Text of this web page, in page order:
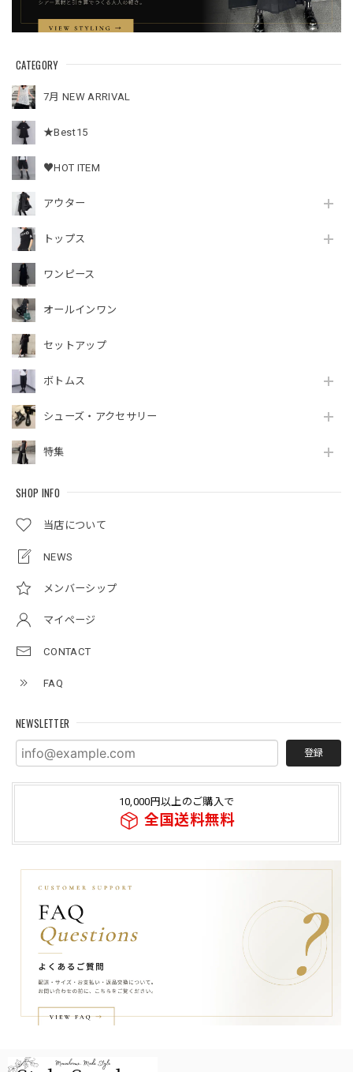
CATEGORY
7月 NEW ARRIVAL
★Best15
♥HOT ITEM
アウター
トップス
ワンピース
オールインワン
セットアップ
ボトムス
シューズ・アクセサリー
特集
SHOP INFO
当店について
NEWS
メンバーシップ
マイページ
CONTACT
FAQ
NEWSLETTER
登録
10,000円以上のご購入で
全国送料無料